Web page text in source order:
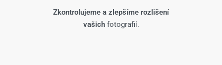
Zkontrolujeme a zlepšíme rozlišení
vašich fotografií.